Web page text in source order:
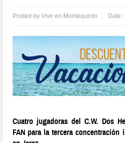
Posted byVivir en Montequinto Date:
Cuatro jugadoras del C.W. Dos
FAN para la tercera